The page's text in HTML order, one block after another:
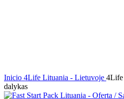
Inicio 4Life Lituania - Lietuvoje 4Life
dalykas